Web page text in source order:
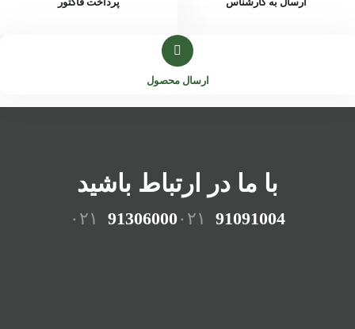
ارسال محصول
با ما در ارتباط باشید
۰۲۱ 91091004 ۰۲۱ 91306000